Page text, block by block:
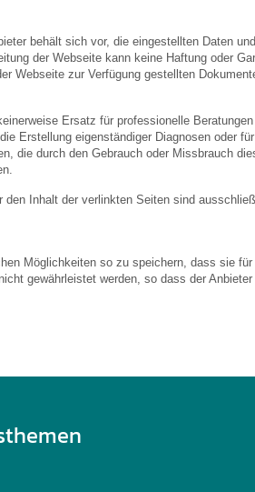
behält sich vor, die eingestellten Daten und
der Webseite kann keine Haftung oder
Webseite zur Verfügung gestellten
Ersatz für professionelle Beratungen
Erstellung eigenständiger Diagnosen oder
die durch den Gebrauch oder Missbrauch
Inhalt der verlinkten Seiten sind
Möglichkeiten so zu speichern, dass sie
gewährleistet werden, so dass der Anbieter